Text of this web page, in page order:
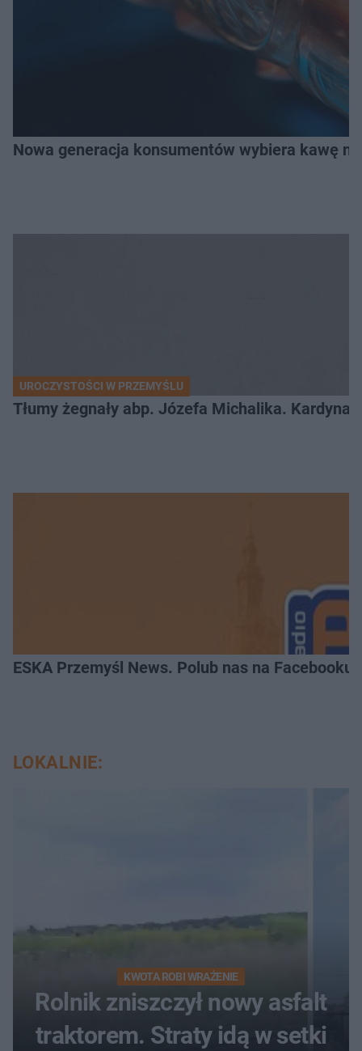
Nowa generacja konsumentów wybiera kawę
UROCZYSTOŚCI W PRZEMYŚLU
Tłumy żegnały abp. Józefa Michalika.
ESKA Przemyśl News. Polub nas na Facebooku!
LOKALNIE:
KWOTA ROBI WRAŻENIE
Rolnik zniszczył nowy asfalt
traktorem. Straty idą w setki